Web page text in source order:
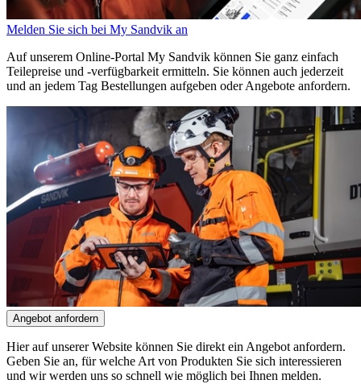
Melden Sie sich bei My Sandvik an
Auf unserem Online-Portal My Sandvik können Sie ganz einfach
Teilepreise und -verfügbarkeit ermitteln. Sie können auch jederzeit
und an jedem Tag Bestellungen aufgeben oder Angebote anfordern.
Angebot anfordern
Hier auf unserer Website können Sie direkt ein Angebot anfordern.
Geben Sie an, für welche Art von Produkten Sie sich interessieren
und wir werden uns so schnell wie möglich bei Ihnen melden.